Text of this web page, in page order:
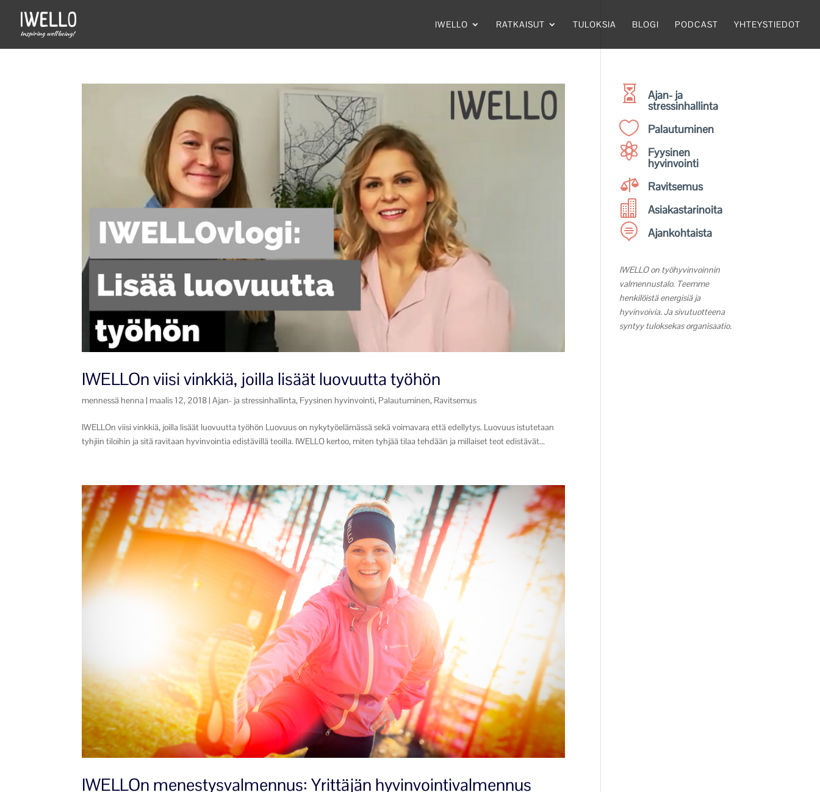
IWELLO RATKAISUT TULOKSIA BLOGI PODCAST YHTEYSTIEDOT
IWELLOn viisi vinkkiä, joilla lisäät luovuutta työhön
mennessä henna | maalis 12, 2018|Ajan- ja stressinhallinta, Fyysinen hyvinvointi, Palautuminen, Ravitsemus
IWELLOn viisi vinkkiä, joilla lisäät luovuutta työhön Luovuus on nykytyöelämässä sekä voimavara että edellytys. Luovuus istutetaan
tyhjiin tiloihin ja sitä ravitaan hyvinvointia edistävillä teoilla. IWELLO kertoo, miten tyhjää tilaa tehdään ja millaiset teot edistävät...
IWELLOn menestysvalmennus: Yrittäjän hyvinvointivalmennus
 Ajan- ja
stressinhallinta
 Palautuminen
 Fyysinen
hyvinvointi
 Ravitsemus
 Asiakastarinoita
 Ajankohtaista
IWELLO on työhyvinvoinnin
valmennustalo. Teemme
henkilöistä energisiä ja
hyvinvoivia. Ja sivutuotteena
syntyy tuloksekas organisaatio.